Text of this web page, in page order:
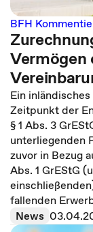
BFH
Vermögen
Ein
Zeitpunkt der
§ 1 Abs. 3
unterliegenden
zuvor in Bezug
Abs. 1 GrEStG
fallenden
News